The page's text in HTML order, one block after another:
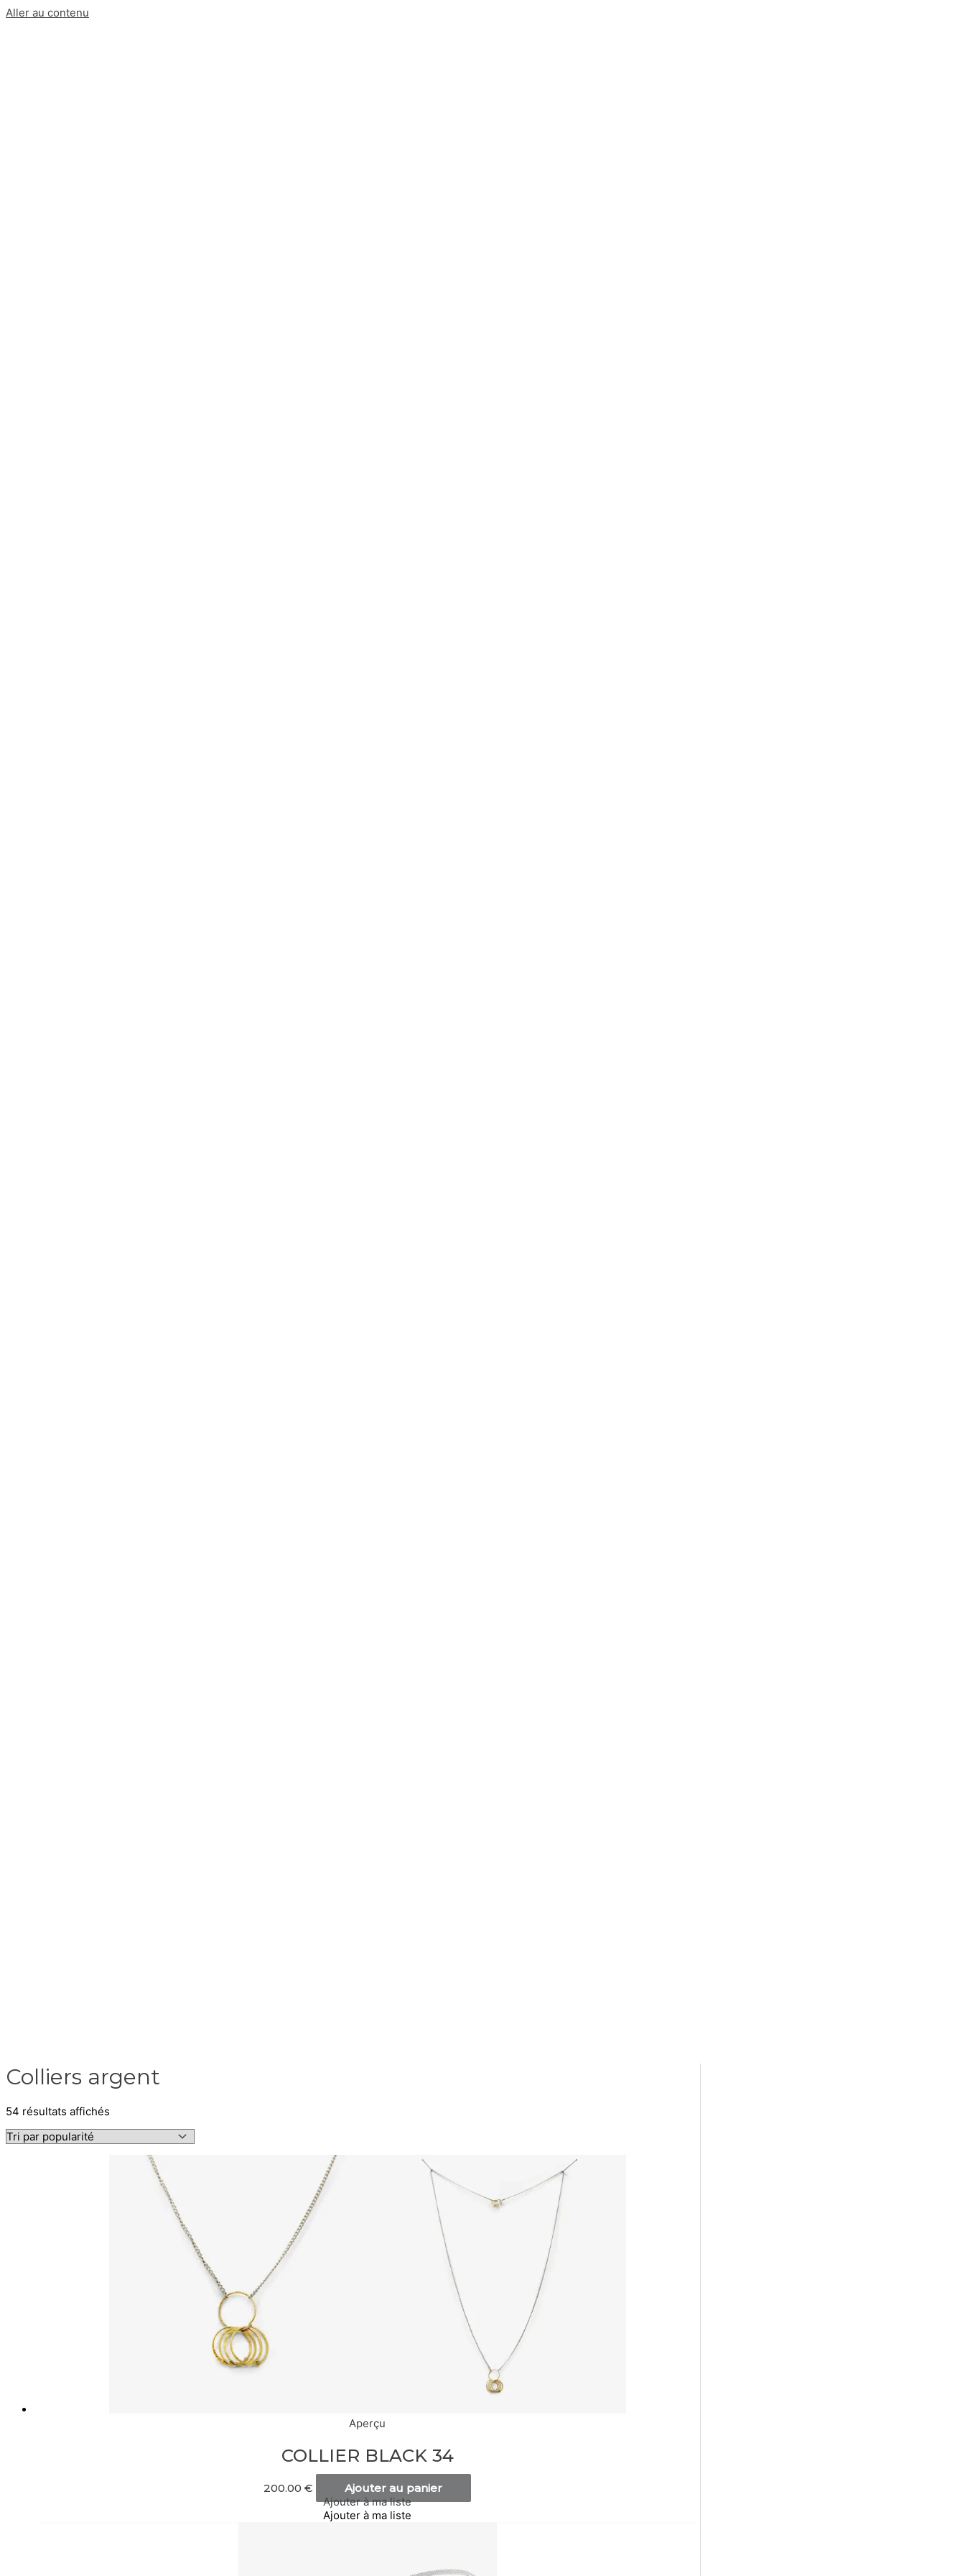
Aller au contenu
Colliers argent
54 résultats affichés
Aperçu
COLLIER BLACK 34
200.00€
Ajouter au panier
Ajouter à ma liste
Ajouter à ma liste